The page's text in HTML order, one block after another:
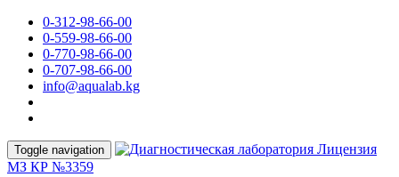
0-312-98-66-00
0-559-98-66-00
0-770-98-66-00
0-707-98-66-00
info@aqualab.kg
Toggle navigation
Лицензия
МЗ КР №3359